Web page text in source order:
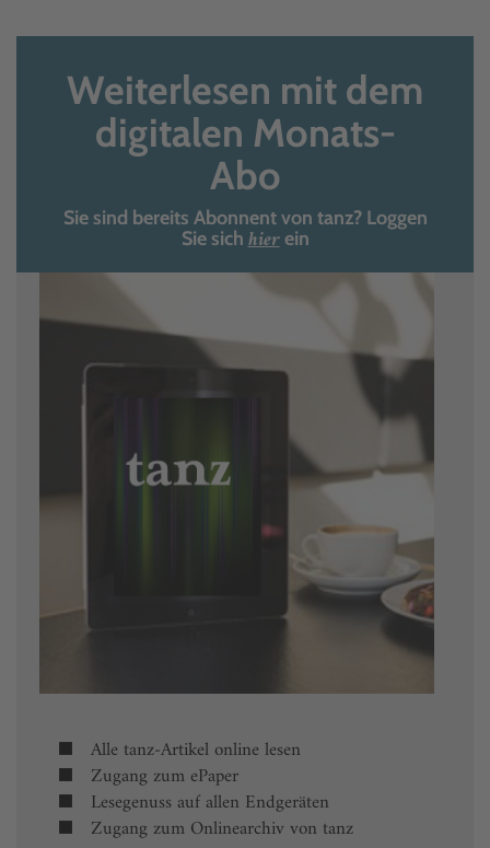
Weiterlesen mit dem
digitalen Monats-
Abo
Sie sind bereits Abonnent von tanz? Loggen
Sie sich hierein
Alle tanz-Artikel online lesen
Zugang zum ePaper
Lesegenuss auf allen Endgeräten
Zugang zum Onlinearchiv von tanz